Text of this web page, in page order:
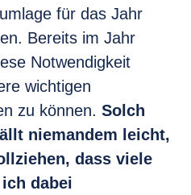
für das Jahr
Bereits im Jahr
Notwendigkeit
wichtigen
zu können. Solch
niemandem leicht,
dass viele
dabei